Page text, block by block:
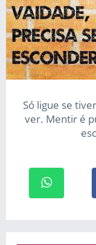
Só ligue se
ver. Mentir é